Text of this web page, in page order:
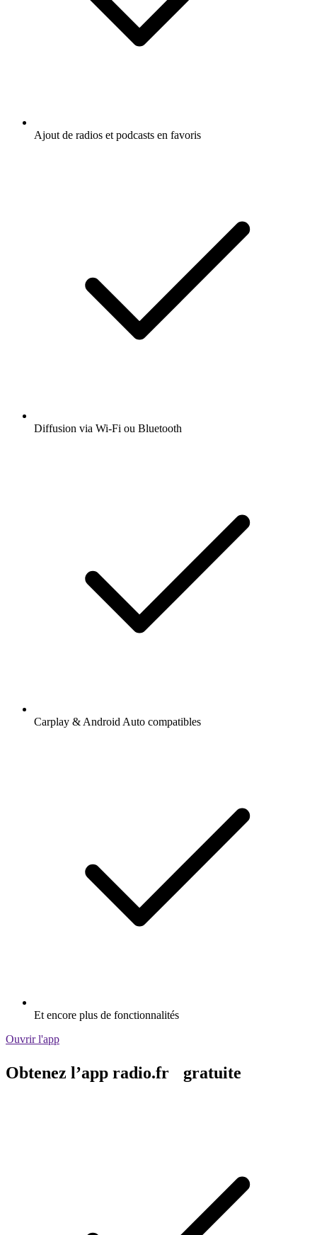
Ajout de radios et podcasts en favoris
Diffusion via Wi-Fi ou Bluetooth
Carplay & Android Auto compatibles
Et encore plus de fonctionnalités
Ouvrir l'app
Obtenez l’app radio.fr gratuite